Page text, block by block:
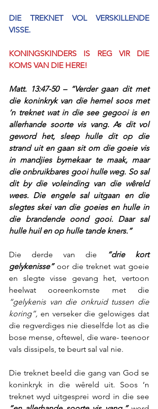
DIE TREKNET VOL VERSKILLENDE
VISSE.
KONINGSKINDERS IS REG VIR DIE
KOMS VAN DIE HERE!
Matt. 13:47-50 – “Verder gaan dit met
die koninkryk van die hemel soos met
‘n treknet wat in die see gegooi is en
allerhande soorte vis vang. As dit vol
geword het, sleep hulle dit op die
strand uit en gaan sit om die goeie vis
in mandjies bymekaar te maak, maar
die onbruikbares gooi hulle weg. So sal
dit by die voleinding van die wêreld
wees. Die engele sal uitgaan en die
slegtes skei van die goeies en hulle in
die brandende oond gooi. Daar sal
hulle huil en op hulle tande kners.”
Die derde van die
“drie kort
gelykenisse” oor die treknet wat goeie
en slegte visse gevang het, vertoon
“gelykenis van die onkruid tussen die
koring”, en verseker die gelowiges dat
die regverdiges nie dieselfde lot as die
bose mense, oftewel, die ware- teenoor
vals dissipels, te beurt sal val nie.
Die treknet beeld die gang van God se
koninkryk in die wêreld uit. Soos ‘n